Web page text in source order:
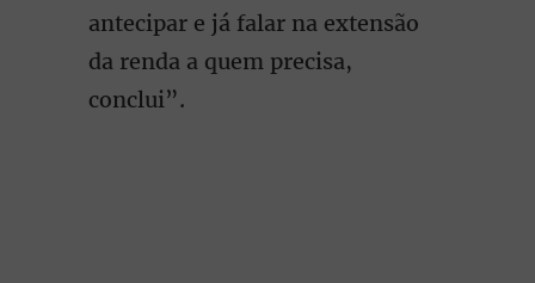
antecipar e já falar na extensão
da renda a quem precisa,
conclui”.